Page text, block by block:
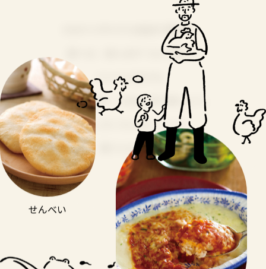
お米から作られる食品や飲料も、
選べば、田んぼがつなぐ豊かさ
どんどん広がる。
いつものあれ、お米に切り替えよう。
くらしのいろんなシーンで、
取り入れよう。
せんべい